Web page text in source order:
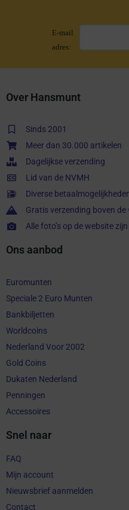
E-mail
adres:
Over Hansmunt
Sinds 2001
Meer dan 30.000 artikelen
Dagelijkse verzending
Lid van de NVMH
Diverse
Gratis verzending boven de
Alle foto’s op de website
Ons aanbod
Euromunten
Speciale 2 Euro Munten
Bankbiljetten
Worldcoins
Nederland Voor 2002
Gold Coins
Dukaten Nederland
Penningen
Accessoires
Snel naar
FAQ
Mijn account
Nieuwsbrief aanmelden
Contact